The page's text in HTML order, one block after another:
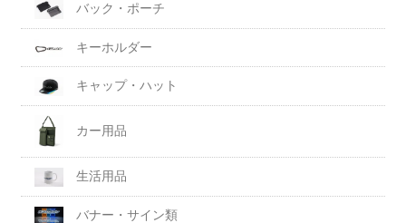
バック・ポーチ
キーホルダー
キャップ・ハット
カー用品
生活用品
バナー・サイン類